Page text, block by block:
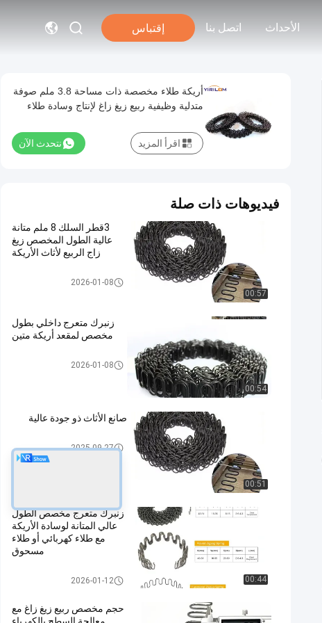
الأحداث اتصل بنا إقتباس
أريكة طلاء مخصصة ذات مساحة 3.8 ملم صوفة
متدلية وظيفية ربيع زيغ زاغ لإنتاج وسادة طلاء
نتحدث الآن اقرأ المزيد
فيديوهات ذات صلة
00:57
3قطر السلك 8 ملم متانة
عالية الطول المخصص زيغ
زاج الربيع لأثاث الأريكة
2026-01-08
00:54
زنبرك متعرج داخلي بطول
مخصص لمقعد أريكة متين
2026-01-08
00:51
صانع الأثاث ذو جودة عالية
ربيع زيك زاك2025-09-27
00:44
زنبرك متعرج مخصص الطول
عالي المتانة لوسادة الأريكة
مع طلاء كهربائي أو طلاء
مسحوق
2026-01-12
حجم مخصص ربيع زيغ زاغ مع